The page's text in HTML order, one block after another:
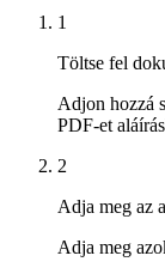
1
Töltse fel
Adjon hozzá
PDF-et
2
Adja meg az
Adja meg